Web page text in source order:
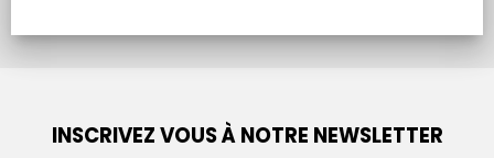
INSCRIVEZ VOUS À NOTRE NEWSLETTER